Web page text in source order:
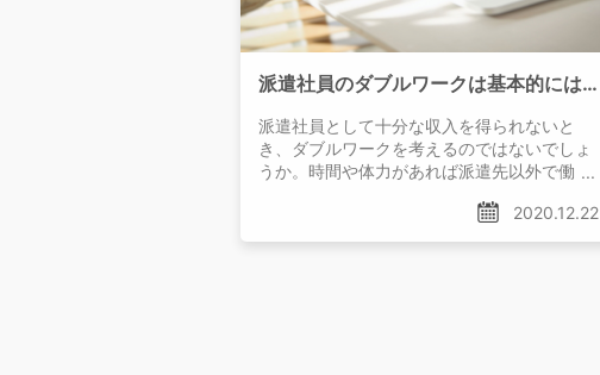
派遣社員のダブルワークは基本的にはOK！保険・税金などの注意点を紹介
派遣社員として十分な収入を得られないと
き、ダブルワークを考えるのではないでしょ
うか。時間や体力があれば派遣先以外で働く
ば勤務先に迷惑がかからない範囲で行えば問
題はありません。
2020.12.22